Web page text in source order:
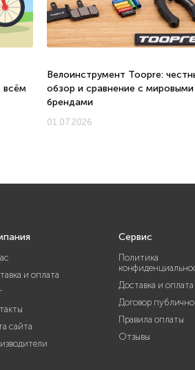
всём
Велоинструмент Toopre:
обзор и сравнение с мировыми
брендами
01.07.2026
и оплата
сайта
Сервис
Политика
Доставка и оплата
Договор
Правила оплаты
Отзывы